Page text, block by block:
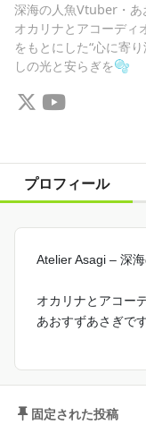
深海の人魚Vtuber・
オカリナとアコーディ
をもとにした“心に寄
しの光と安らぎを🫧
プロフィール
Atelier Asagi – 深
オカリナとアコー
あおすずあさぎで
ほっとする時間と
そんな想いで、
す。
固定された投稿